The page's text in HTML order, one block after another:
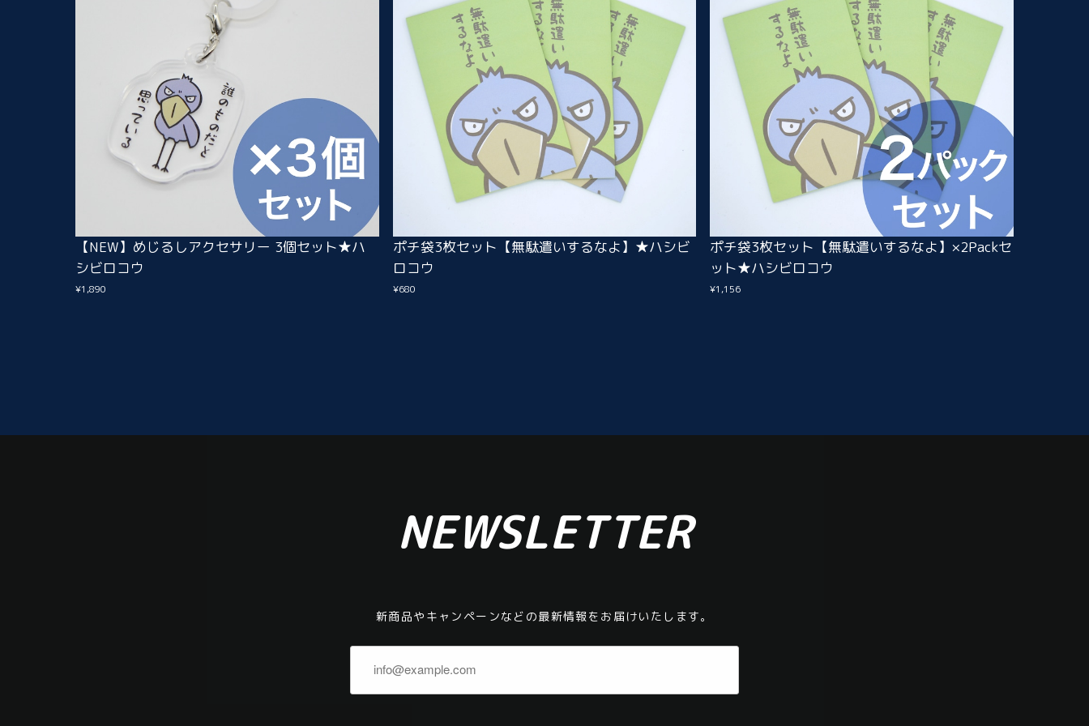
【NEW】めじるしアクセサリー 3個セット★ハ
シビロコウ
¥1,890
ポチ袋3枚セット【無駄遣いするなよ】★ハシビ
ロコウ
¥680
ポチ袋3枚セット【無駄遣いするなよ】×2Packセ
ット★ハシビロコウ
¥1,156
NEWSLETTER
新商品やキャンペーンなどの最新情報をお届けいたします。